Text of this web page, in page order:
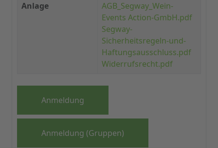
Anlage
AGB_Segway_Wein-
Events Action-GmbH.pdf
Segway-
Sicherheitsregeln-und-
Haftungsausschluss.pdf
Widerrufsrecht.pdf
Anmeldung
Anmeldung (Gruppen)